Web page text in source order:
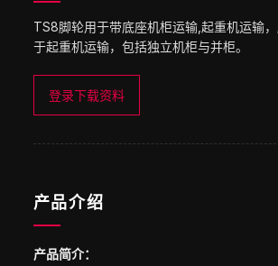
TS8脚轮用于带底座机柜运输,起重机运输
于起重机运输，包括独立机柜与并柜。
登录下载资料
产品介绍
产品简介：